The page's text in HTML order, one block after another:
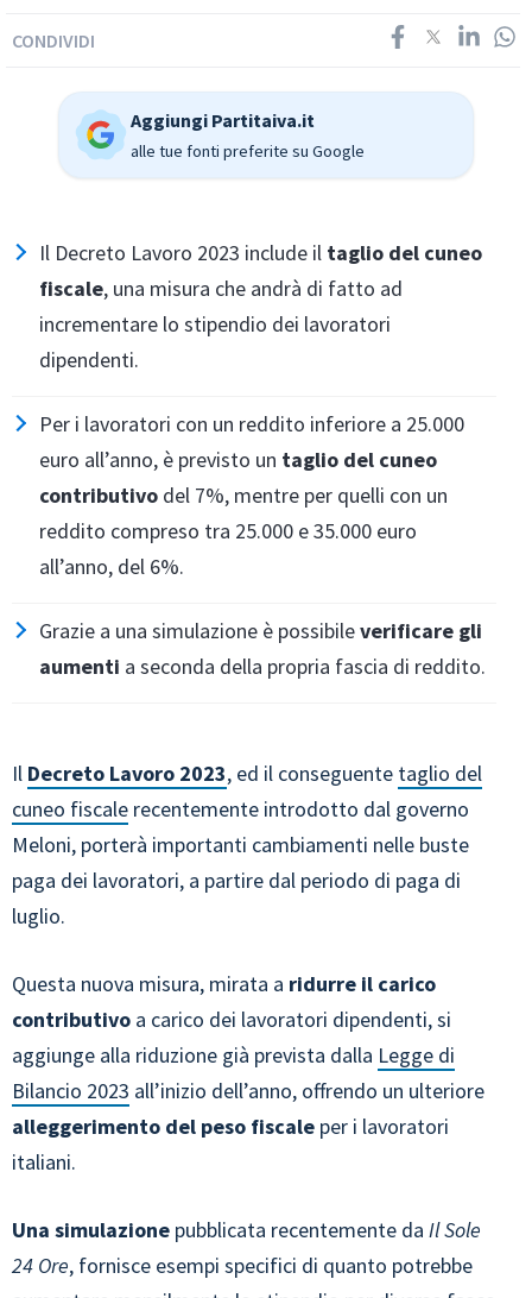
CONDIVIDI
Aggiungi Partitaiva.it
alle tue fonti preferite su Google
Il Decreto Lavoro 2023 include il taglio del cuneo
fiscale, una misura che andrà di fatto ad
incrementare lo stipendio dei lavoratori
dipendenti.
Per i lavoratori con un reddito inferiore a 25.000
euro all’anno, è previsto un taglio del cuneo
contributivo del 7%, mentre per quelli con un
reddito compreso tra 25.000 e 35.000 euro
all’anno, del 6%.
Grazie a una simulazione è possibileverificare gli
aumenti a seconda della propria fascia di reddito.
Il Decreto Lavoro 2023, ed il conseguente taglio del
cuneo fiscale recentemente introdotto dal governo
Meloni, porterà importanti cambiamenti nelle buste
paga dei lavoratori, a partire dal periodo di paga di
luglio.
Questa nuova misura, mirata a ridurre il carico
contributivo a carico dei lavoratori dipendenti, si
aggiunge alla riduzione già prevista dalla Legge di
Bilancio 2023 all’inizio dell’anno, offrendo un ulteriore
alleggerimento del peso fiscale per i lavoratori
italiani.
Una simulazione pubblicata recentemente da Il Sole
24 Ore, fornisce esempi specifici di quanto potrebbe